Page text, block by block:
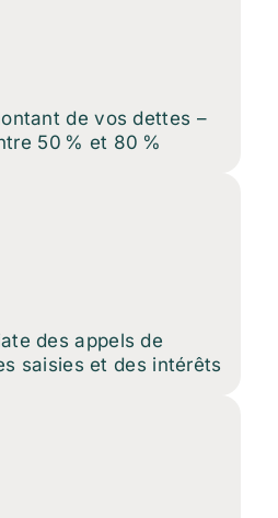
de vos dettes –
50 % et 80 %
des appels de
saisies et des intérêts​